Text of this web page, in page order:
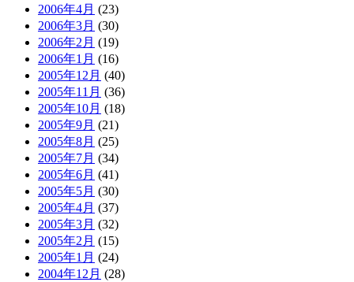
2006年4月 (23)
2006年3月 (30)
2006年2月 (19)
2006年1月 (16)
2005年12月 (40)
2005年11月 (36)
2005年10月 (18)
2005年9月 (21)
2005年8月 (25)
2005年7月 (34)
2005年6月 (41)
2005年5月 (30)
2005年4月 (37)
2005年3月 (32)
2005年2月 (15)
2005年1月 (24)
2004年12月 (28)